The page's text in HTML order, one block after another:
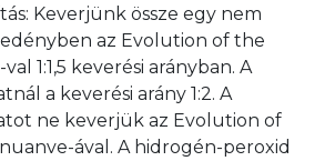
Keverjünk össze egy nem
az Evolution of the
1:1,5 keverési arányban. A
a keverési arány 1:2. A
ne keverjük az Evolution of
ával. A hidrogén-peroxid